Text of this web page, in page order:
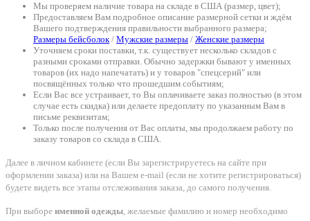
Мы проверяем наличие товара на складе в США (размер, цвет);
Предоставляем Вам подробное описание размерной сетки и ждём
Вашего подтверждения правильности выбранного размера;
Размеры бейсболок/ Мужские размеры / Женские размеры
Уточняем сроки поставки, т.к. существует несколько складов с
разными сроками отправки. Обычно задержки бывают у именных
товаров (их надо напечатать) и у товаров "спецсерий" или
посвящённых только что прошедшим событиям;
Если Вас все устраивает, то Вы оплачиваете заказ полностью (в этом
случае есть скидка) или делаете предоплату по указанным Вам в
письме реквизитам;
Только после получения от Вас оплаты, мы продолжаем работу по
заказу товаров со склада в США.
Далее в личном кабинете (если Вы зарегистрируетесь на сайте при
оформлении заказа) или на Вашем e-mail (если не хотите регистрироваться)
будете видеть все этапы отслеживания заказа, до самого получения.
При выборе именной одежды, желаемые фамилию и номер необходимо